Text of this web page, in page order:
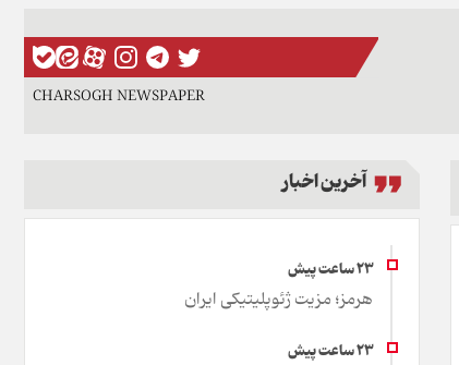
CHARSOGH NEWSPAPER
آخرین اخبار
هرمز؛ مزیت ژئوپلیتیکی ایران